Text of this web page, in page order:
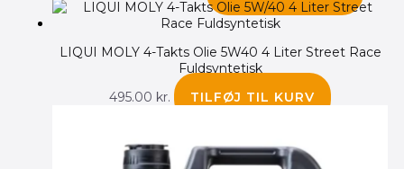
LIQUI MOLY 4-Takts Olie 5W40 4 Liter Street Race
Fuldsyntetisk
495.00 kr. TILFØJ TIL KURV